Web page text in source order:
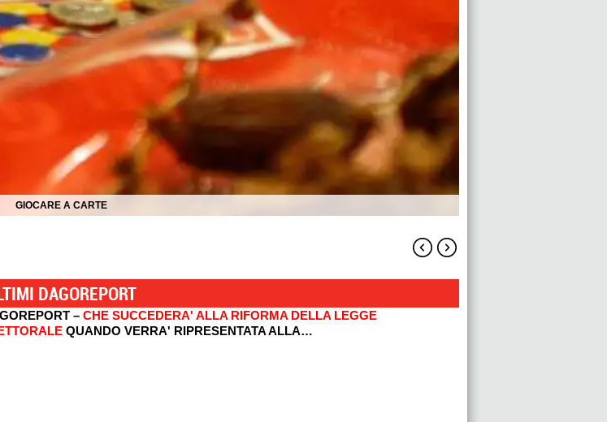
GIOCARE A CARTE
DAGOREPORT
– CHE SUCCEDERA' ALLA RIFORMA DELLA LEGGE
QUANDO VERRA' RIPRESENTATA ALLA…